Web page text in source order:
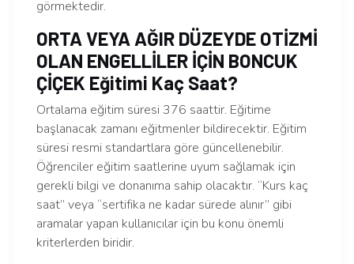
görmektedir.
ORTA VEYA AĞIR DÜZEYDE OTİZMİ
OLAN ENGELLİLER İÇİN BONCUK
ÇİÇEK Eğitimi Kaç Saat?
Ortalama eğitim süresi 376 saattir. Eğitime
başlanacak zamanı eğitmenler bildirecektir. Eğitim
süresi resmi standartlara göre güncellenebilir.
Öğrenciler eğitim saatlerine uyum sağlamak için
gerekli bilgi ve donanıma sahip olacaktır. “Kurs kaç
saat” veya “sertifika ne kadar sürede alınır” gibi
aramalar yapan kullanıcılar için bu konu önemli
kriterlerden biridir.